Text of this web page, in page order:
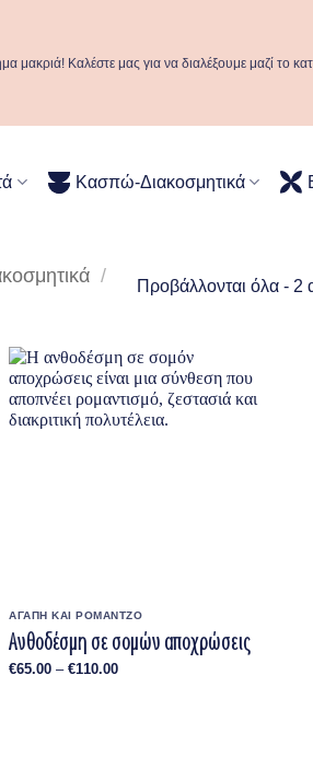
μακριά! Καλέστε μας για να διαλέξουμε μαζί το
Κασπώ-Διακοσμητικά
/
Προβάλλονται όλα - 2
ΑΓΑΠΗ ΚΑΙ ΡΟΜΑΝΤΖΟ
Ανθοδέσμη σε σομών αποχρώσεις
€65.00 – €110.00Price